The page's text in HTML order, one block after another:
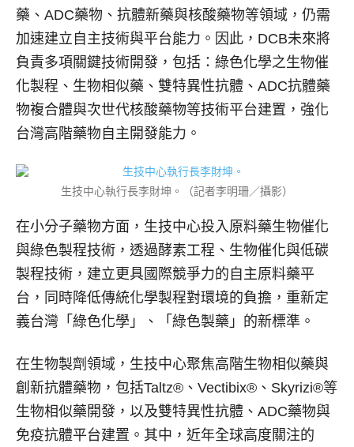
藥、ADC藥物、抗體新藥與核酸藥物等領域，仍需
加速建立自主技術與平台能力。因此，DCB未來將
負責多項關鍵技術開發，包括：綠色化學之生物催
化製程、生物相似藥、雙特異性抗體、ADC抗體藥
物複合體與次世代核酸藥物等技術平台建置，強化
台灣高階藥物自主開發能力。
生技中心執行長李財坤。（記者李明珊／攝影）
在小分子藥物方面，生技中心投入原料藥生物催化
與綠色製程技術，透過酵素工程、生物催化與低碳
製程技術，建立更具國際競爭力的自主原料藥平
台，同時降低傳統化學製程對環境的負擔，重新定
義台灣「綠色化學」、「綠色製藥」的新標準。
在生物製劑領域，生技中心聚焦高階生物相似藥與
創新抗體藥物，包括Taltz®、Vectibix®、Skyrizi®等
生物相似藥開發，以及雙特異性抗體、ADC藥物與
免疫抗體平台建置。其中，近年全球高度關注的